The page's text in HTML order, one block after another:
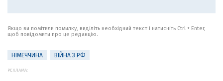
Якщо ви помітили помилку, виділіть необхідний текст і натисніть Ctrl + Enter,
щоб повідомити про це редакцію.
НІМЕЧЧИНА ВІЙНА З РФ
РЕКЛАМА: